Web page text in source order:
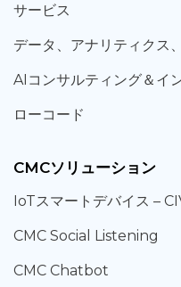
サービス
データ、 アナリティクス、
AIコンサルティング＆ イ
ローコード
CMCソリューション
IoTスマートデバイス –
CMC Social Listening
CMC Chatbot